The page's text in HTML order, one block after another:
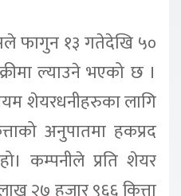
फागुन १३ गतेदेखि ५०
ल्याउने भएको छ ।
शेयरधनीहरुका लागि
अनुपातमा हकप्रद
कम्पनीले प्रति शेयर